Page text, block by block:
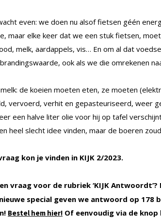
even: we doen nu alsof fietsen géén
maar elke keer dat we een stuk fietsen,
melk, aardappels, vis… En om al dat
ook als we die omrekenen
de koeien moeten eten, ze moeten
vervoerd, verhit en gepasteuriseerd, weer
een halve liter olie voor hij op tafel
heel slecht idee vinden, maar de boeren
kon je vinden in KIJK 2/2023.
vraag voor de rubriek ‘KIJK Antwoordt’?
special geven we antwoord op 178
Bestel hem hier! Of eenvoudig via de knop